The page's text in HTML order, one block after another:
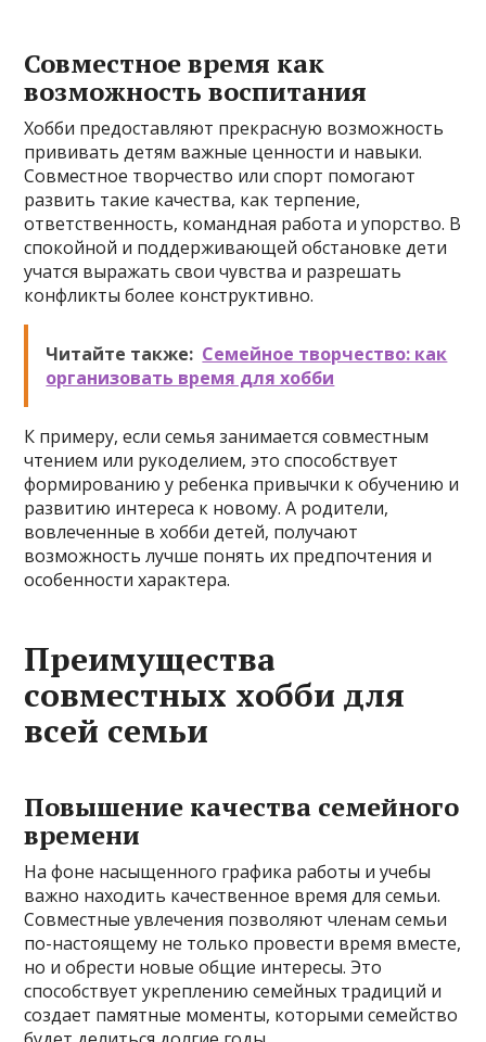
Совместное время как
возможность воспитания
Хобби предоставляют прекрасную возможность
прививать детям важные ценности и навыки.
Совместное творчество или спорт помогают
развить такие качества, как терпение,
ответственность, командная работа и упорство. В
спокойной и поддерживающей обстановке дети
учатся выражать свои чувства и разрешать
конфликты более конструктивно.
Читайте также: Семейное творчество: как
организовать время для хобби
К примеру, если семья занимается совместным
чтением или рукоделием, это способствует
формированию у ребенка привычки к обучению и
развитию интереса к новому. А родители,
вовлеченные в хобби детей, получают
возможность лучше понять их предпочтения и
особенности характера.
Преимущества
совместных хобби для
всей семьи
Повышение качества семейного
времени
На фоне насыщенного графика работы и учебы
важно находить качественное время для семьи.
Совместные увлечения позволяют членам семьи
по-настоящему не только провести время вместе,
но и обрести новые общие интересы. Это
способствует укреплению семейных традиций и
создает памятные моменты, которыми семейство